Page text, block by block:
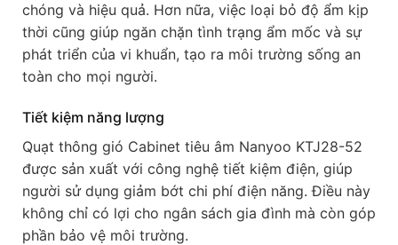
chóng và hiệu quả. Hơn nữa, việc loại bỏ độ ẩm kịp
thời cũng giúp ngăn chặn tình trạng ẩm mốc và sự
phát triển của vi khuẩn, tạo ra môi trường sống an
toàn cho mọi người.
Tiết kiệm năng lượng
Quạt thông gió Cabinet tiêu âm Nanyoo KTJ28-52
được sản xuất với công nghệ tiết kiệm điện, giúp
người sử dụng giảm bớt chi phí điện năng. Điều này
không chỉ có lợi cho ngân sách gia đình mà còn góp
phần bảo vệ môi trường.